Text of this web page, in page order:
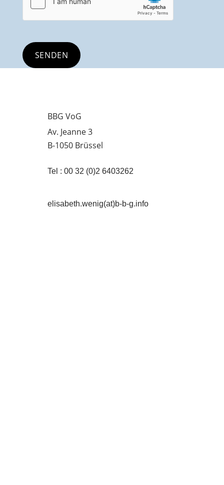
BBG VoG
Av. Jeanne 3
B-1050 Brüssel
Tel : 00 32 (0)2 6403262
elisabeth.wenig(at)b-b-g.info